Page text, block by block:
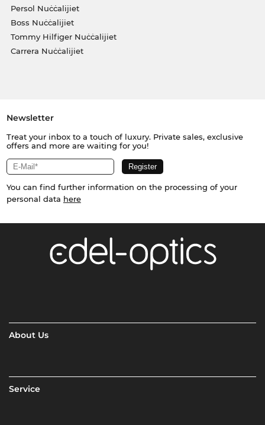
Persol Nuċċalijiet
Boss Nuċċalijiet
Tommy Hilfiger Nuċċalijiet
Carrera Nuċċalijiet
Newsletter
Treat your inbox to a touch of luxury. Private sales, exclusive
offers and more are waiting for you!
You can find further information on the processing of your
personal data here
About Us
Service